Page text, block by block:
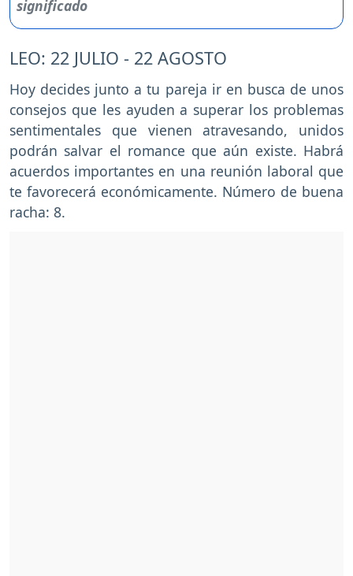
LEO: 22 JULIO - 22 AGOSTO
Hoy decides junto a tu pareja ir en busca de unos
consejos que les ayuden a superar los problemas
sentimentales que vienen atravesando, unidos
podrán salvar el romance que aún existe. Habrá
acuerdos importantes en una reunión laboral que
te favorecerá económicamente. Número de buena
racha: 8.